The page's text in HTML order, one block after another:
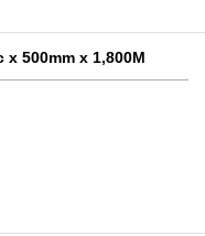
x 500mm x 1,800M